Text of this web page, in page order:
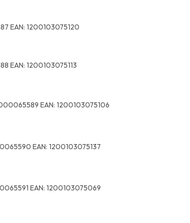
EAN: 1200103075120
EAN: 1200103075113
EAN: 1200103075106
EAN: 1200103075137
EAN: 1200103075069